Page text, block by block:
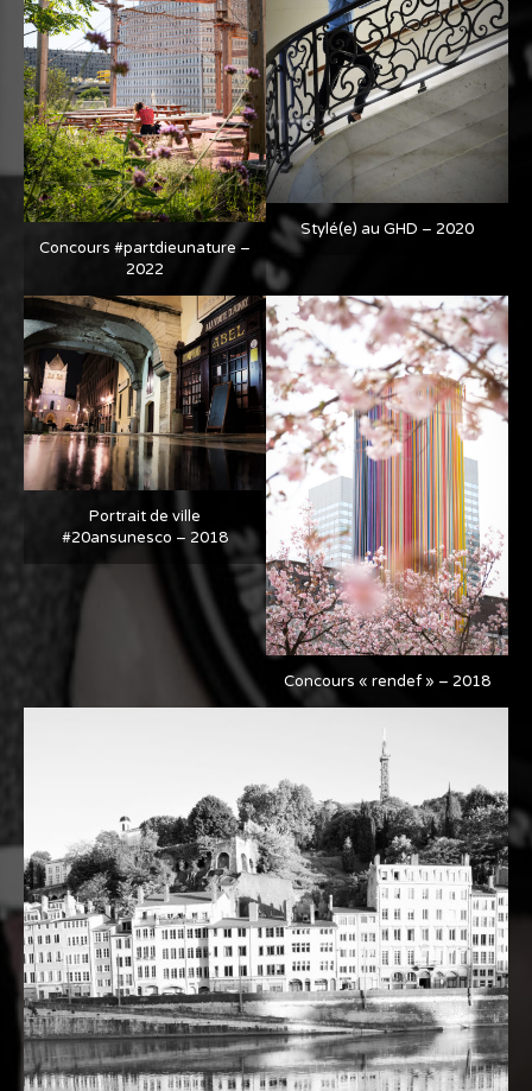
Concours #partdieunature –
2022
Stylé(e) au GHD – 2020
Portrait de ville
#20ansunesco – 2018
Concours « rendef » – 2018